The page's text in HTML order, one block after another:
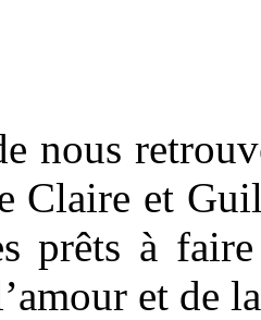
nous
Claire et
prêts à
et de